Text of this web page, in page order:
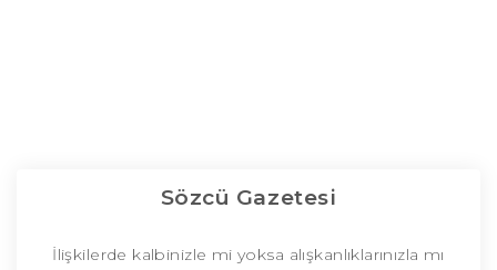
Sözcü Gazetesi
İlişkilerde kalbinizle mi yoksa alışkanlıklarınızla mı